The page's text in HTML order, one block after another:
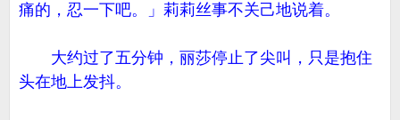
痛的，忍一下吧。」莉莉丝事不关己地说着。
大约过了五分钟，丽莎停止了尖叫，只是抱住
头在地上发抖。